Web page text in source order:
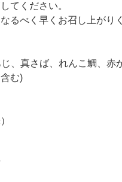
てください。
るべく早くお召し上がり
、真さば、れんこ鯛、赤
む)